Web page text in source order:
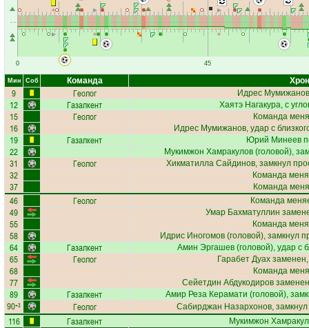
0 45
Мин Соб Команда
9 Геолог Идрес Мумижанов
12 Газалкент Хаятэ Нагакура, с
15 Геолог Команда
16 Идрес Мумижанов, удар с
19 Газалкент Юрий Минеев
22 Мукимжон Хамракулов(головой),
31 Геолог Хикматилла Сайдинов, замкнул
32 Команда
37 Команда
46 Геолог Команда
49 Умар Бахматуллин
55 Команда
58 Идрис Иногомов (головой), замкнул
64 Газалкент Амин Эргашев (головой), удар с
65 Геолог Гарабет Дуах
68 Команда
77 Сейетдин Абдукодиров
89 Газалкент Амир Реза Керамати (головой),
90+3 Геолог Сабирджан Назархонов,
116 Газалкент Мукимжон